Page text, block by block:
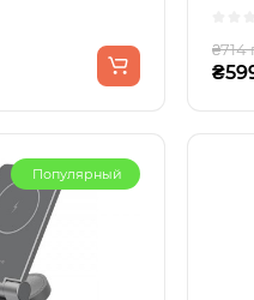
₴714
Популярный